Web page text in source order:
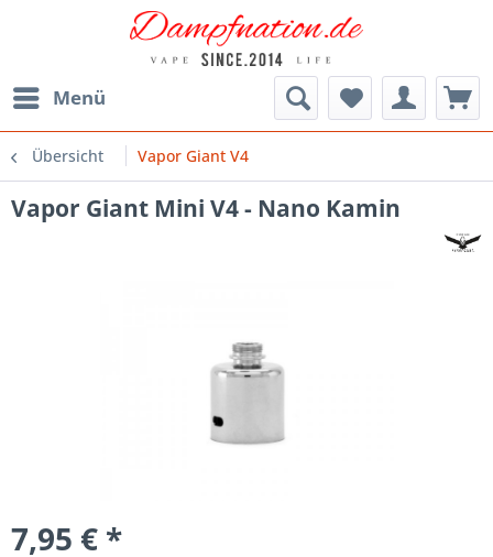
Menü
Übersicht Vapor Giant V4
Vapor Giant Mini V4 - Nano Kamin
7,95 € *